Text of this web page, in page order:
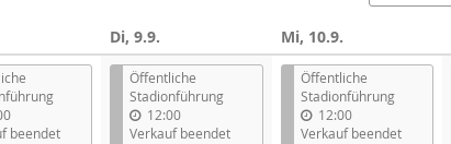
auswählen
beendet
Di, 9.9.
Öffentliche
Stadionführung
12:00
Verkauf beendet
Mi, 10.9.
Öffentliche
Stadionführung
12:00
Verkauf beendet